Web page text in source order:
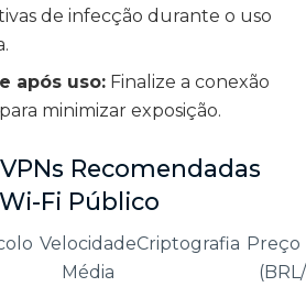
de infecção durante o uso
após uso: Finalize a conexão
minimizar exposição.
Recomendadas
Fi Público
Velocidade
Média
Criptografia Preço